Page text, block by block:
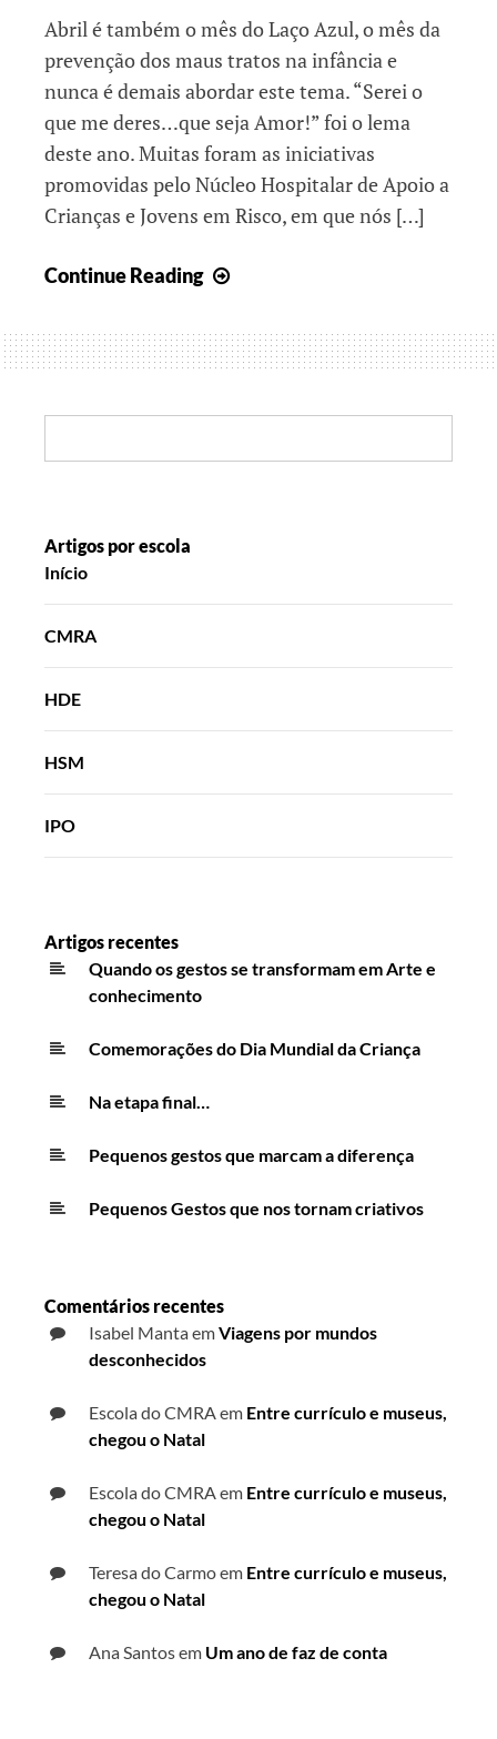
Abril é também o mês do Laço Azul, o mês da
prevenção dos maus tratos na infância e
nunca é demais abordar este tema. “Serei o
que me deres…que seja Amor!” foi o lema
deste ano. Muitas foram as iniciativas
promovidas pelo Núcleo Hospitalar de Apoio a
Crianças e Jovens em Risco, em que nós […]
Continue Reading
Abril
II
Artigos por escola
Início
CMRA
HDE
HSM
IPO
Artigos recentes
Quando os gestos se transformam em Arte e
conhecimento
Comemorações do Dia Mundial da Criança
Na etapa final…
Pequenos gestos que marcam a diferença
Pequenos Gestos que nos tornam criativos
Comentários recentes
Isabel MantaemViagens por mundos
desconhecidos
Escola do CMRA em Entre currículo e museus,
chegou o Natal
Escola do CMRA em Entre currículo e museus,
chegou o Natal
Teresa do Carmoem Entre currículo e museus,
chegou o Natal
Ana Santosem Um ano de faz de conta